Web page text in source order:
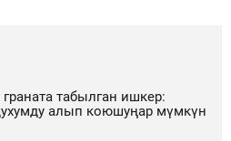
табылган ишкер:
алып коюшуңар мүмкүн